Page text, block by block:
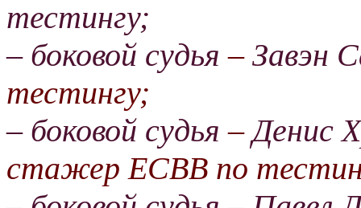
тестингу;
– боковой судья – Завэн
тестингу;
– боковой судья – Денис
стажер ЕСВВ по